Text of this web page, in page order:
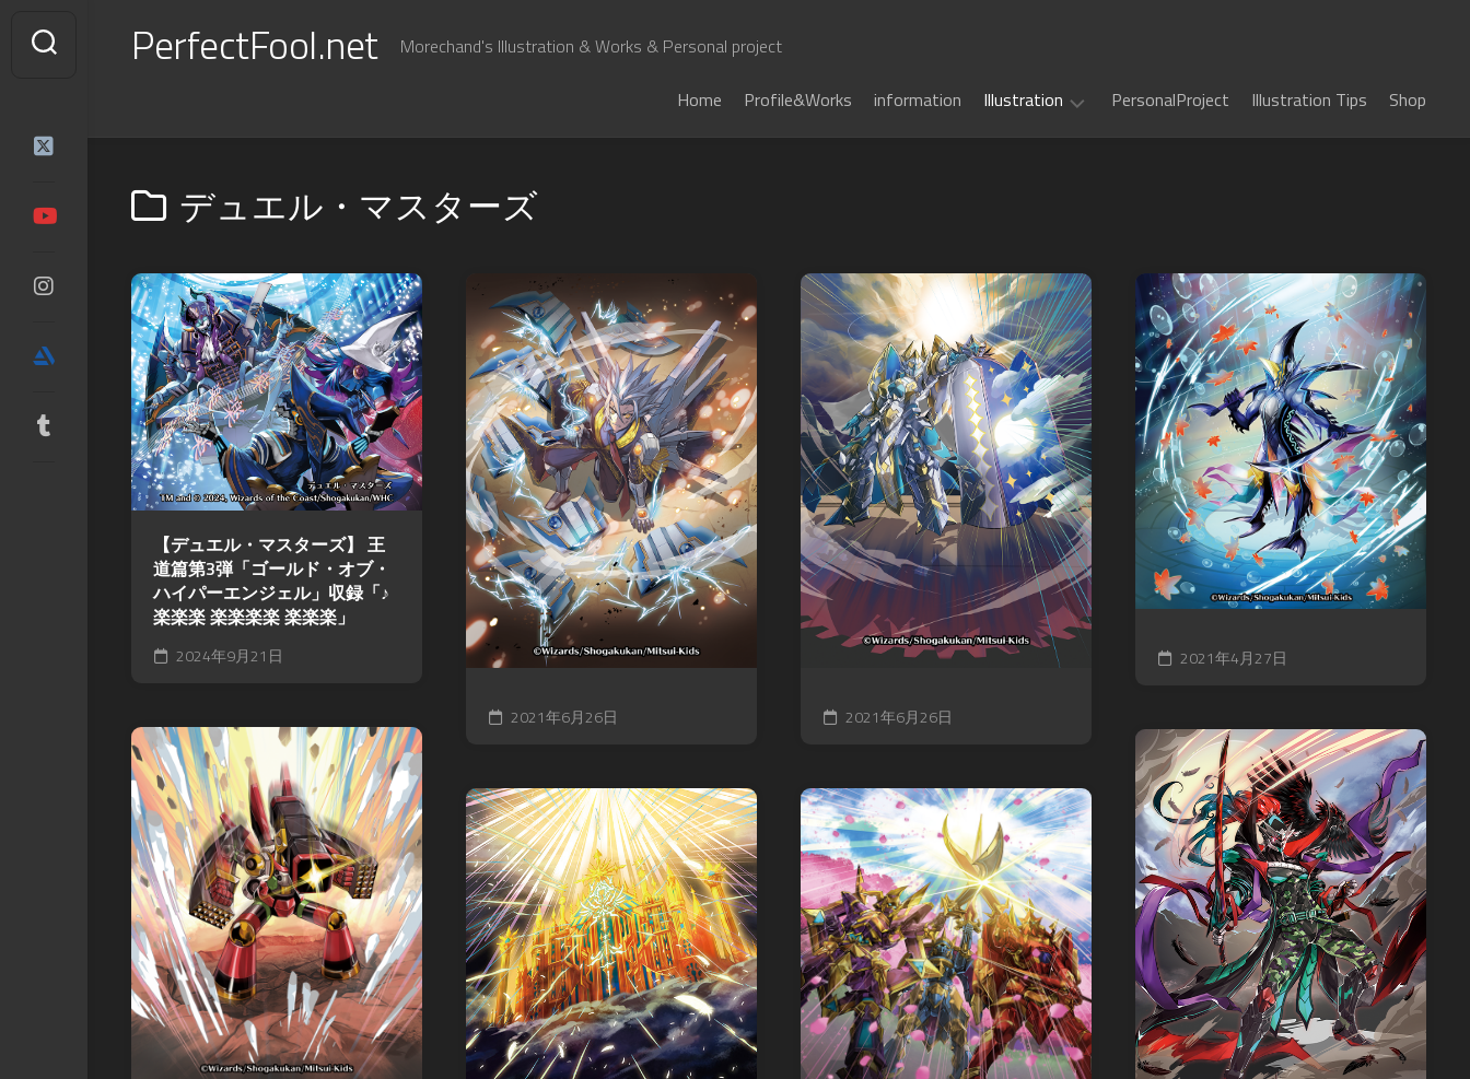
content
PerfectFool.net Morechand's Illustration & Works & Personal project
Home Profile&Works information Illustration
)
TCG
Art
カ
ー
ド
フ
ァ
イ
ト!!
ヴ
ァ
ン
ガ
ド
WIXOSS
ワ
ー
ド
ゲ
ー
ム
デ
ュ
エ
ル・
マ
ス
タ
ー
Book
Art
Sword
World
2.5
RPG
惑
星
ク
レ
物
語
デ
ー
ロ
ー
ズ
RPG
バ
ケ
ノ
カ
ワ
禁
書
Game
Art
千
年
戦
争
ア
イ
ス
城
戦
国
IXA
ロ
マ
ン
シ
ン
グ
サ
ガ
リ・
art
commission
(
Skeb
)
Original
illustration
PersonalProject Illustration Tips Shop
デュエル・マスターズ
【デュエル・マスターズ】 王
道篇第3弾「ゴールド・オブ・
ハイパーエンジェル」収録「♪
楽楽楽 楽楽楽楽 楽楽楽」
2024年9月21日
2021年6月26日 2021年6月26日
2021年4月27日